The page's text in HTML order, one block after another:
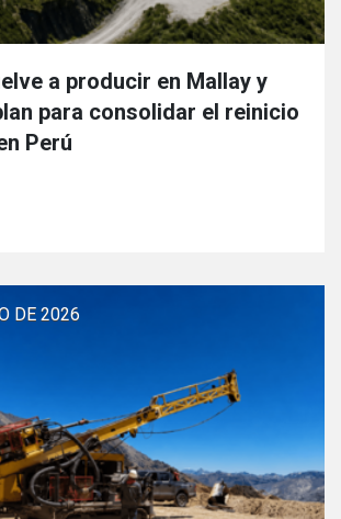
a producir en Mallay y
para consolidar el reinicio
Perú
DE 2026